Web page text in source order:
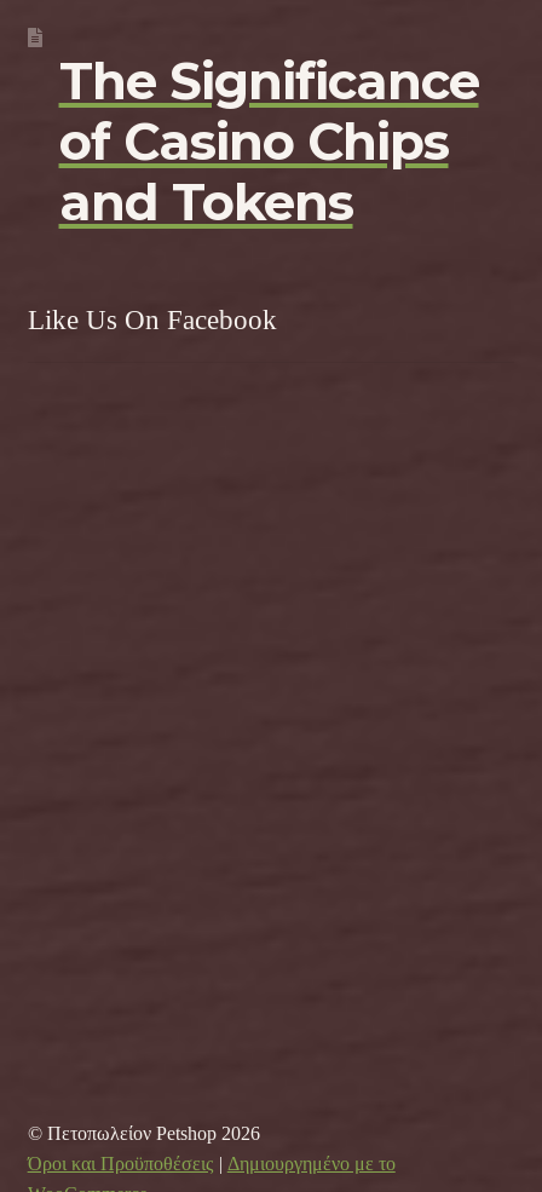
The Significance
of Casino Chips
and Tokens
Like Us On Facebook
© Πετοπωλείον Petshop 2026
Όροι και Προϋποθέσεις
Δημιουργημένο με το